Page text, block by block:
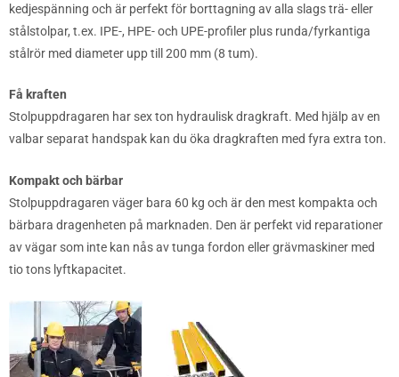
kedjespänning och är perfekt för borttagning av alla slags trä- eller
stålstolpar, t.ex. IPE-, HPE- och UPE-profiler plus runda/fyrkantiga
stålrör med diameter upp till 200 mm (8 tum).
Få kraften
Stolpuppdragaren har sex ton hydraulisk dragkraft. Med hjälp av en
valbar separat handspak kan du öka dragkraften med fyra extra ton.
Kompakt och bärbar
Stolpuppdragaren väger bara 60 kg och är den mest kompakta och
bärbara dragenheten på marknaden. Den är perfekt vid reparationer
av vägar som inte kan nås av tunga fordon eller grävmaskiner med
tio tons lyftkapacitet.